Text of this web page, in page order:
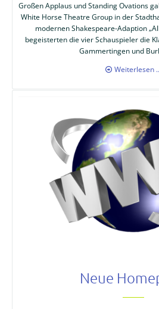
Großen Applaus und Standing Ovations
White Horse Theatre Group in der
modernen Shakespeare-Adaption
begeisterten die vier Schauspieler die
Gammertingen und
Weiterlesen
Neue